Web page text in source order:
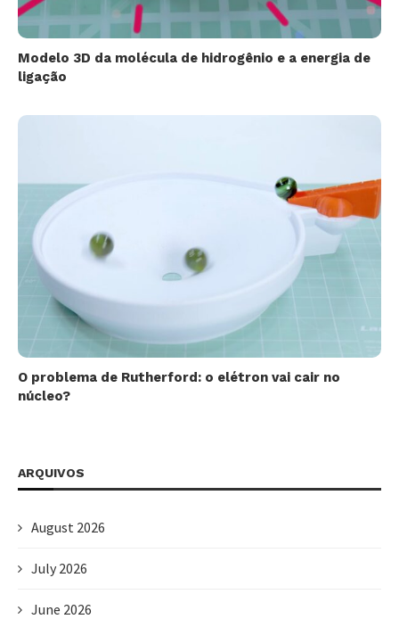
Modelo 3D da molécula de hidrogênio e a energia de
ligação
O problema de Rutherford: o elétron vai cair no
núcleo?
ARQUIVOS
August 2026
July 2026
June 2026